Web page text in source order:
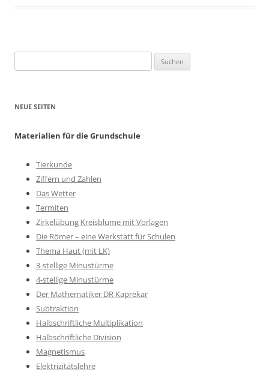
nach:
NEUE SEITEN
Materialien für die Grundschule
Tierkunde
Ziffern und Zahlen
Das Wetter
Termiten
Zirkelübung Kreisblume mit Vorlagen
Die Römer – eine Werkstatt für Schulen
Thema Haut (mit LK)
3-stellige Minustürme
4-stellige Minustürme
Der Mathematiker DR Kaprekar
Subtraktion
Halbschriftliche Multiplikation
Halbschriftliche Division
Magnetismus
Elektrizitätslehre